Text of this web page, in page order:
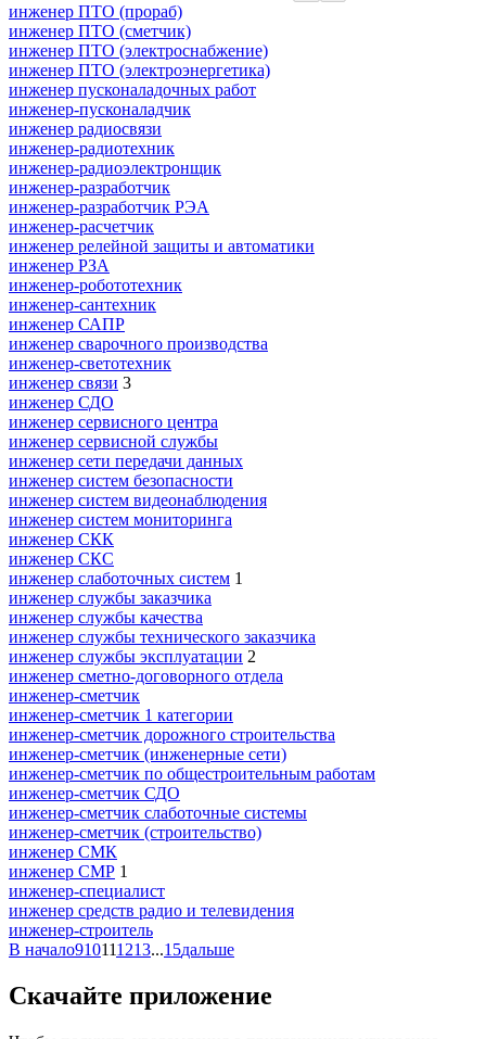
инженер ПТО (прораб)
инженер ПТО (сметчик)
инженер ПТО (электроснабжение)
инженер ПТО (электроэнергетика)
инженер пусконаладочных работ
инженер-пусконаладчик
инженер радиосвязи
инженер-радиотехник
инженер-радиоэлектронщик
инженер-разработчик
инженер-разработчик РЭА
инженер-расчетчик
инженер релейной защиты и автоматики
инженер РЗА
инженер-робототехник
инженер-сантехник
инженер САПР
инженер сварочного производства
инженер-светотехник
инженер связи 3
инженер СДО
инженер сервисного центра
инженер сервисной службы
инженер сети передачи данных
инженер систем безопасности
инженер систем видеонаблюдения
инженер систем мониторинга
инженер СКК
инженер СКС
инженер слаботочных систем 1
инженер службы заказчика
инженер службы качества
инженер службы технического заказчика
инженер службы эксплуатации 2
инженер сметно-договорного отдела
инженер-сметчик
инженер-сметчик 1 категории
инженер-сметчик дорожного строительства
инженер-сметчик (инженерные сети)
инженер-сметчик по общестроительным работам
инженер-сметчик СДО
инженер-сметчик слаботочные системы
инженер-сметчик (строительство)
инженер СМК
инженер СМР 1
инженер-специалист
инженер средств радио и телевидения
инженер-строитель
В начало910111213...15дальше
Скачайте приложение